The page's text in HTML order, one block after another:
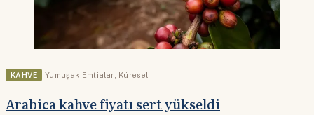
KAHVE Yumuşak Emtialar, Küresel
Arabica kahve fiyatı sert yükseldi